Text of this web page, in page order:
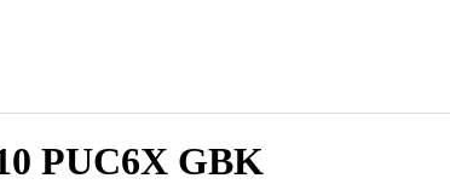
PUC6X GBK